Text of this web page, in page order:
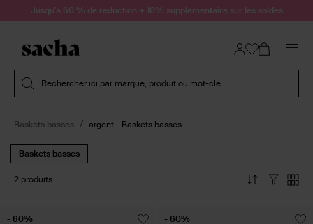
Passer au contenu
Jusqu'à 60 % de réduction + 10% supplémentaire sur les soldes
Rechercher ici par marque, produit ou mot-clé...
Baskets basses argent - Baskets basses
Baskets basses
2 produits
- 60% - 60%